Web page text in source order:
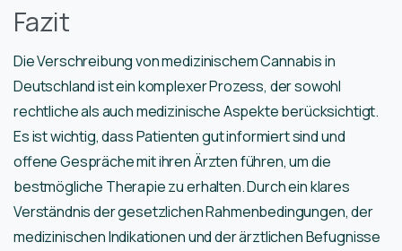
Fazit
Die Verschreibung von medizinischem Cannabis in
Deutschland ist ein komplexer Prozess, der sowohl
rechtliche als auch medizinische Aspekte berücksichtigt.
Es ist wichtig, dass Patienten gut informiert sind und
offene Gespräche mit ihren Ärzten führen, um die
bestmögliche Therapie zu erhalten. Durch ein klares
Verständnis der gesetzlichen Rahmenbedingungen, der
medizinischen Indikationen und der ärztlichen Befugnisse